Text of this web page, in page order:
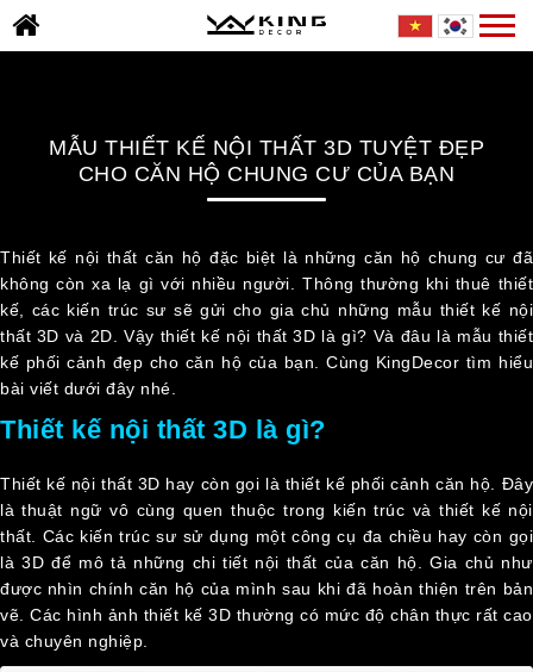
Skip
TRANG
CHỦ
TỨC
THƯ
VIỆN
BÁO
DỤNG
LIÊN
HỆ
MẪU THIẾT KẾ NỘI THẤT 3D TUYỆT ĐẸP
CHO CĂN HỘ CHUNG CƯ CỦA BẠN
Thiết kế nội thất căn hộ đặc biệt là những căn hộ chung cư đã
không còn xa lạ gì với nhiều người. Thông thường khi thuê thiết
kế, các kiến trúc sư sẽ gửi cho gia chủ những mẫu thiết kế nội
thất 3D và 2D. Vậy thiết kế nội thất 3D là gì? Và đâu là mẫu thiết
kế phối cảnh đẹp cho căn hộ của bạn. Cùng KingDecor tìm hiểu
bài viết dưới đây nhé.
Thiết kế nội thất 3D là gì?
Thiết kế nội thất 3D hay còn gọi là thiết kế phối cảnh căn hộ. Đây
là thuật ngữ vô cùng quen thuộc trong kiến trúc và thiết kế nội
thất. Các kiến trúc sư sử dụng một công cụ đa chiều hay còn gọi
là 3D để mô tả những chi tiết nội thất của căn hộ. Gia chủ như
được nhìn chính căn hộ của mình sau khi đã hoàn thiện trên bản
vẽ. Các hình ảnh thiết kế 3D thường có mức độ chân thực rất cao
và chuyên nghiệp.